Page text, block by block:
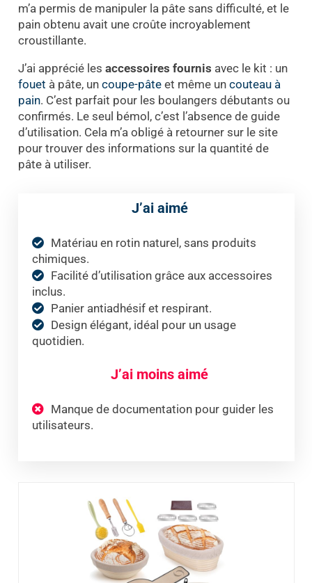
m’a permis de manipuler la pâte sans difficulté, et le
pain obtenu avait une croûte incroyablement
croustillante.
J’ai apprécié les accessoires fournis avec le kit : un
fouet à pâte, un coupe-pâteet même un couteau à
pain. C’est parfait pour les boulangers débutants ou
confirmés. Le seul bémol, c’est l’absence de guide
d’utilisation. Cela m’a obligé à retourner sur le site
pour trouver des informations sur la quantité de
pâte à utiliser.
J’ai aimé
Matériau en rotin naturel, sans produits
chimiques.
Facilité d’utilisation grâce aux accessoires
inclus.
Panier antiadhésif et respirant.
Design élégant, idéal pour un usage
quotidien.
J’ai moins aimé
Manque de documentation pour guider les
utilisateurs.